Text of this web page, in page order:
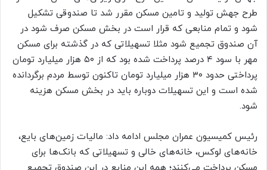
طرح جهش تولید و تامین مسکن مقرر شد تا صندوقی تشکیل
شود و تمام منابعی که قرار است در بخش مسکن صرف شود در
آن صندوق تجمیع شود مثلا تسهیلاتی که در گذشته برای مسکن
مهر با سود ۴ درصد پرداخت شده بود که از ۵۰ هزار میلیارد تومان
پرداختی حدود ۳۰ هزار میلیارد تومان تاکنون توسط مردم برگردانده
شده است و این تسهیلات دوباره باید در بخش مسکن هزینه
شود.
رئیس کمیسیون عمران مجلس ادامه داد: مالیات زمین‌های بایع،
خانه‌های لوکس، خانه‌های خالی و تسهیلاتی که بانک‌ها برای